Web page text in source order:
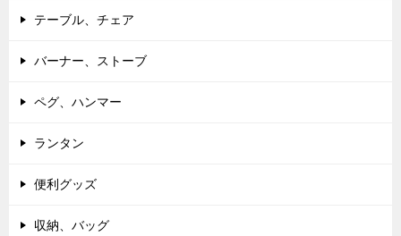
テーブル、チェア
バーナー、ストーブ
ペグ、ハンマー
ランタン
便利グッズ
収納、バッグ